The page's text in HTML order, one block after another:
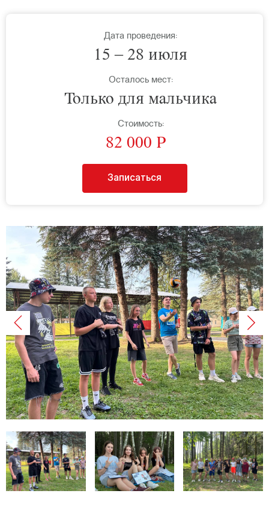
Дата проведения:
15 – 28 июля
Осталось мест:
Только для мальчика
Стоимость:
82 000 P
Записаться